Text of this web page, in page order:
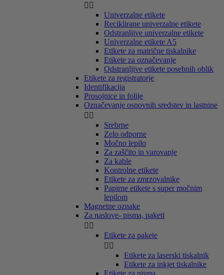
 
Univerzalne etikete
Reciklirane univerzalne etikete
Odstranljive univerzalne etikete
Univerzalne etikete A5
Etikete za matrične tiskalnike
Etikete za označevanje
Odstranljive etikete posebnih oblik
Etikete za registratorje
Identifikacija
Prosojnice in folije
Označevanje osnovnih sredstev in lastnine
 
Srebrne
Zelo odporne
Močno lepilo
Za zaščito in varovanje
Za kable
Kontrolne etikete
Etikete za zmrzovalnike
Papirne etikete s super močnim
lepilom
Magnetne oznake
Za naslove- pisma, paketi
 
Etikete za pakete
 
Etikete za laserski tiskalnik
Etikete za inkjet tiskalnike
Etikete za pisma